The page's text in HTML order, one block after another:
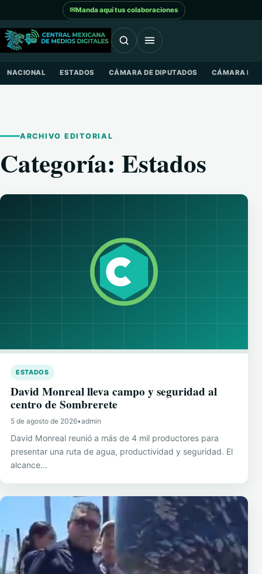
Saltar al contenido
✉Manda aquí tus colaboraciones
NACIONAL ESTADOS CÁMARA DE DIPUTADOS CÁMARA DE
ARCHIVO EDITORIAL
Categoría: Estados
ESTADOS
David Monreal lleva campo y seguridad al
centro de Sombrerete
5 de agosto de 2026•admin
David Monreal reunió a más de 4 mil productores para
presentar una ruta de agua, productividad y seguridad. El
alcance…